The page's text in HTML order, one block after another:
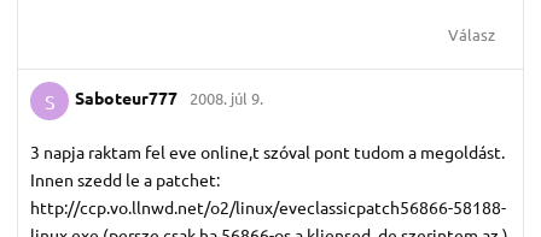
Válasz
S Saboteur777 2008. júl 9.
3 napja raktam fel eve online,t szóval pont tudom a megoldást.
Innen szedd le a patchet:
http://ccp.vo.llnwd.net/o2/linux/eveclassicpatch56866-58188-